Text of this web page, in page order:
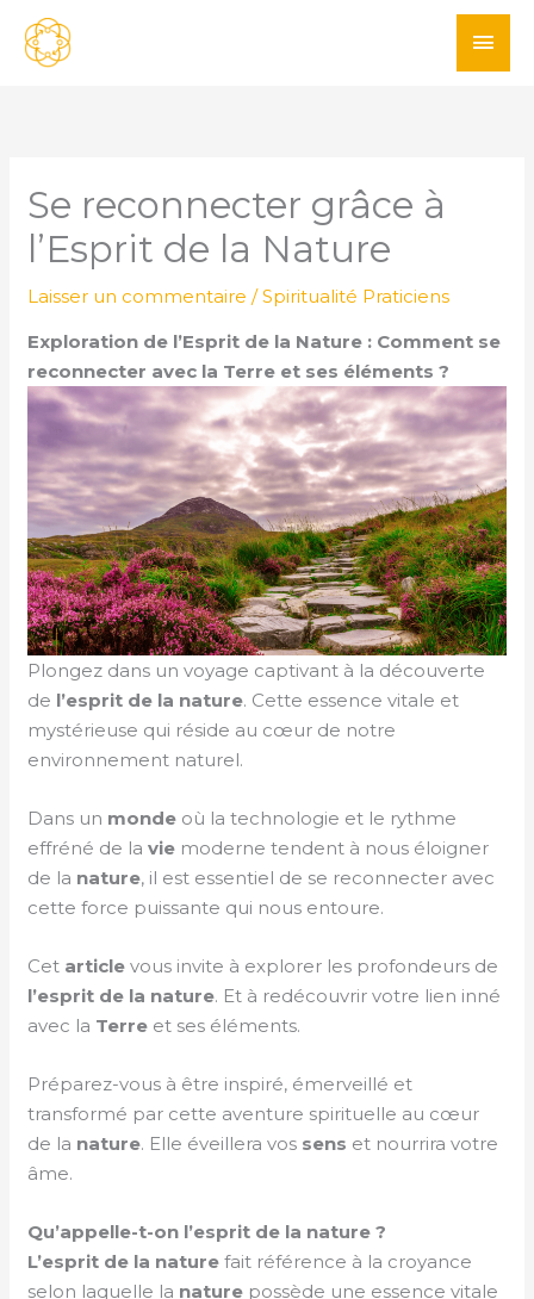
Aller
contenu
Se reconnecter grâce à
l’Esprit de la Nature
Laisser un commentaire /Spiritualité Praticiens
Exploration de l’Esprit de la Nature : Comment se
reconnecter avec la Terre et ses éléments ?
Plongez dans un voyage captivant à la découverte
de l’esprit de la nature. Cette essence vitale et
mystérieuse qui réside au cœur de notre
environnement naturel.
Dans un monde où la technologie et le rythme
effréné de lavie moderne tendent à nous éloigner
de la nature, il est essentiel de se reconnecter avec
cette force puissante qui nous entoure.
Cet article vous invite à explorer les profondeurs de
l’esprit de la nature. Et à redécouvrir votre lien inné
avec la Terre et ses éléments.
Préparez-vous à être inspiré, émerveillé et
transformé par cette aventure spirituelle au cœur
de la nature. Elle éveillera vos sens et nourrira votre
âme.
Qu’appelle-t-on l’esprit de la nature ?
L’esprit de la nature fait référence à la croyance
selon laquelle la nature possède une essence vitale